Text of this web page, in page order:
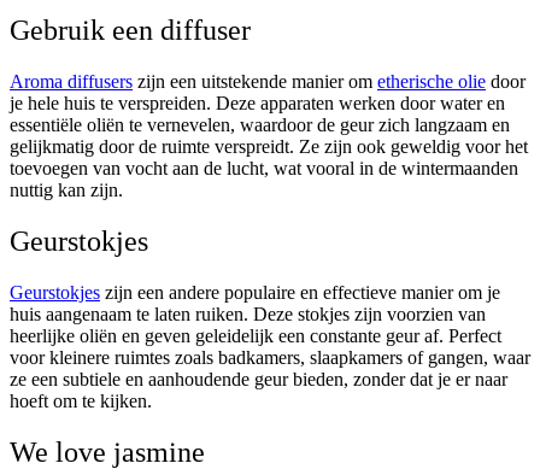
Gebruik een diffuser
Aroma diffusers zijn een uitstekende manier om etherische olie door
je hele huis te verspreiden. Deze apparaten werken door water en
essentiële oliën te vernevelen, waardoor de geur zich langzaam en
gelijkmatig door de ruimte verspreidt. Ze zijn ook geweldig voor het
toevoegen van vocht aan de lucht, wat vooral in de wintermaanden
nuttig kan zijn.
Geurstokjes
Geurstokjes zijn een andere populaire en effectieve manier om je
huis aangenaam te laten ruiken. Deze stokjes zijn voorzien van
heerlijke oliën en geven geleidelijk een constante geur af. Perfect
voor kleinere ruimtes zoals badkamers, slaapkamers of gangen, waar
ze een subtiele en aanhoudende geur bieden, zonder dat je er naar
hoeft om te kijken.
We love jasmine